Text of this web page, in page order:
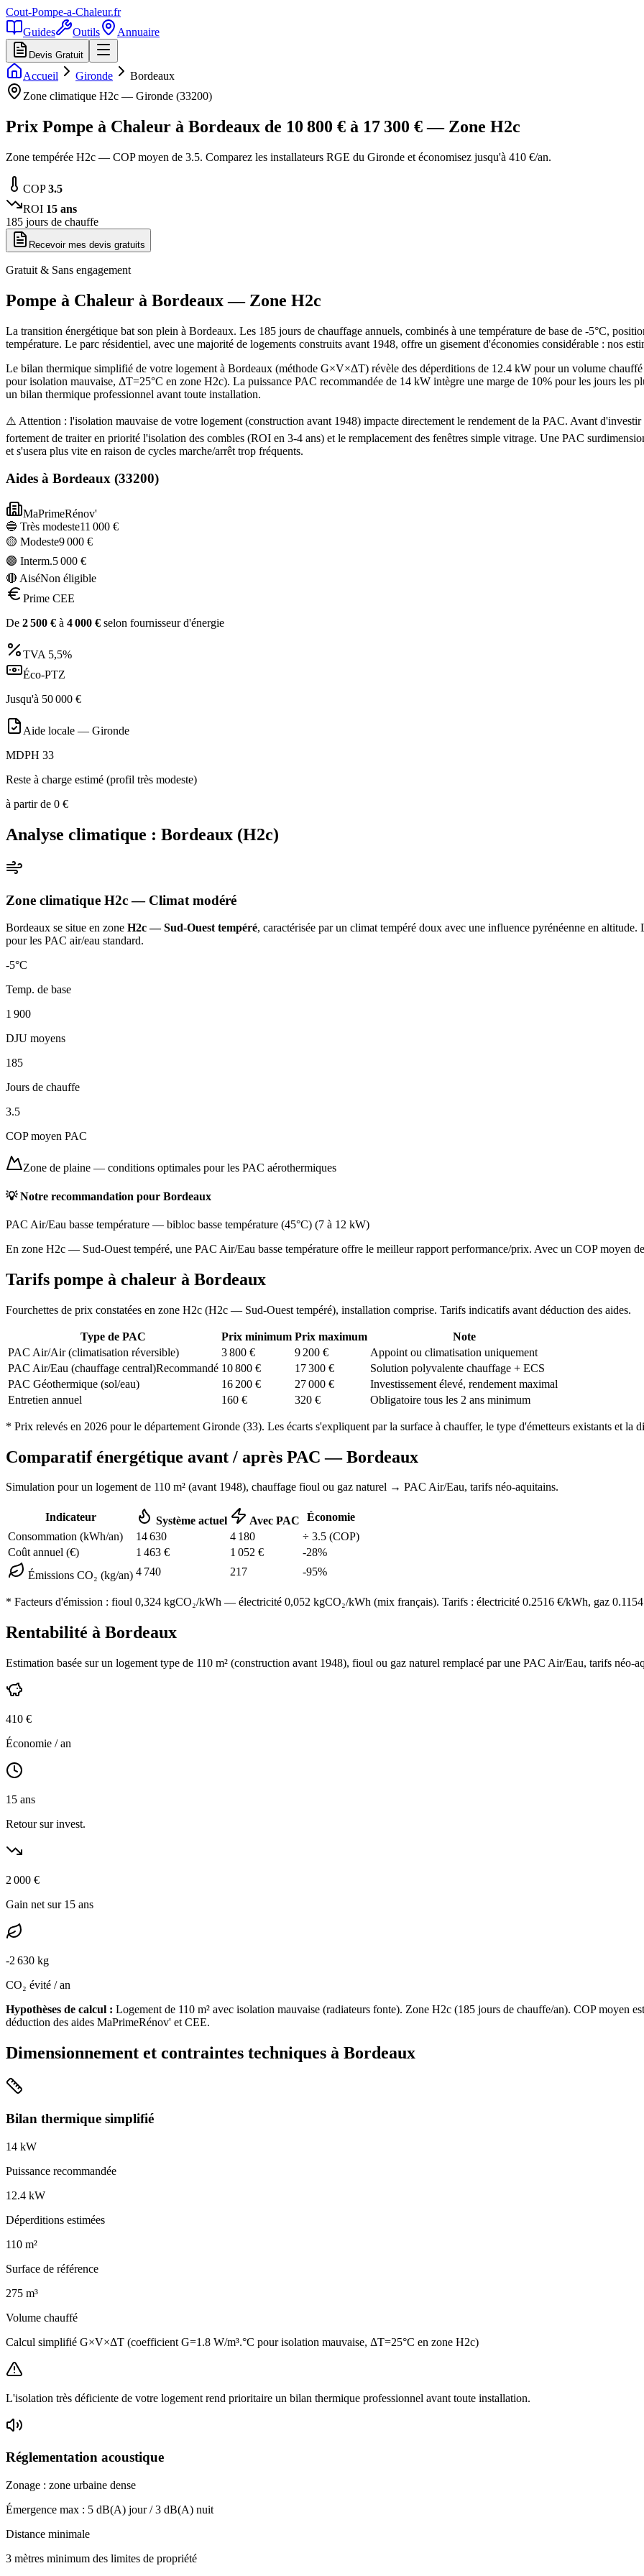
Cout-Pompe-a-Chaleur.fr
Guides
Outils Annuaire
Devis Gratuit
Accueil Gironde
Bordeaux
Zone climatique H2c — Gironde (33200)
Prix Pompe à Chaleur à Bordeaux de 10 800 € à 17 300 € — Zone H2c
Zone tempérée H2c — COP moyen de 3.5. Comparez les installateurs RGE du Gironde et économisez jusqu'à 410 €/an.
COP3.5
ROI 15 ans
185 jours de chauffe
Recevoir mes devis gratuits
Gratuit & Sans engagement
Pompe à Chaleur à Bordeaux— Zone H2c
La transition énergétique bat son plein à Bordeaux. Les 185 jours de chauffage annuels, combinés à une température de base de -5°C,
température. Le parc résidentiel, avec une majorité de logements construits avant 1948, offre un gisement d'économies considérable : nos
Le bilan thermique simplifié de votre logement à Bordeaux (méthode G×V×ΔT) révèle des déperditions de 12.4 kW pour un volume
pour isolation mauvaise, ΔT=25°C en zone H2c). La puissance PAC recommandée de 14 kW intègre une marge de 10% pour les jours les
un bilan thermique professionnel avant toute installation.
⚠️ Attention : l'isolation mauvaise de votre logement (construction avant 1948) impacte directement le rendement de la PAC. Avant
fortement de traiter en priorité l'isolation des combles (ROI en 3-4 ans) et le remplacement des fenêtres simple vitrage. Une PAC
et s'usera plus vite en raison de cycles marche/arrêt trop fréquents.
Aides à Bordeaux (33200)
MaPrimeRénov'
🔵 Très modeste11 000 €
🟡 Modeste9 000 €
🟣 Interm.5 000 €
🔴 AiséNon éligible
Prime CEE
De 2 500 € à 4 000 € selon fournisseur d'énergie
TVA 5,5%
Éco-PTZ
Jusqu'à 50 000 €
Aide locale — Gironde
MDPH 33
Reste à charge estimé (profil très modeste)
à partir de 0 €
Analyse climatique : Bordeaux (H2c)
Zone climatique H2c— Climat modéré
Bordeaux se situe en zone H2c — Sud-Ouest tempéré, caractérisée par un climat tempéré doux avec une influence pyrénéenne en
pour les PAC air/eau standard.
-5°C
Temp. de base
1 900
DJU moyens
185
Jours de chauffe
3.5
COP moyen PAC
Zone de plaine — conditions optimales pour les PAC aérothermiques
💡 Notre recommandation pour Bordeaux
PAC Air/Eau basse température — bibloc basse température (45°C) (7 à 12 kW)
En zone H2c — Sud-Ouest tempéré, une PAC Air/Eau basse température offre le meilleur rapport performance/prix. Avec un COP moyen
Tarifs pompe à chaleur à Bordeaux
Fourchettes de prix constatées en zone H2c (H2c — Sud-Ouest tempéré), installation comprise. Tarifs indicatifs avant déduction des aides.
Type de PAC Prix minimum Prix maximum
Note
PAC Air/Air (climatisation réversible)
3 800 € 9 200 €
Appoint ou climatisation uniquement
PAC Air/Eau (chauffage central)Recommandé 10 800 € 17 300 €
Solution polyvalente chauffage + ECS
PAC Géothermique (sol/eau)
16 200 € 27 000 €
Investissement élevé, rendement maximal
Entretien annuel
160 € 320 € Obligatoire tous les 2 ans minimum
* Prix relevés en 2026 pour le département Gironde (33). Les écarts s'expliquent par la surface à chauffer, le type d'émetteurs existants et la
Comparatif énergétique avant / après PAC —Bordeaux
Simulation pour un logement de 110 m² (avant 1948), chauffage fioul ou gaz naturel → PAC Air/Eau, tarifs néo-aquitains.
Indicateur Système actuel Avec PAC
Économie
Consommation (kWh/an)
14 630 4 180 ÷ 3.5 (COP)
Coût annuel (€)
1 463 € 1 052 € -28%
Émissions CO₂ (kg/an) 4 740 217 -95%
* Facteurs d'émission : fioul 0,324 kgCO₂/kWh — électricité 0,052 kgCO₂/kWh (mix français). Tarifs : électricité 0.2516 €/kWh, gaz 0.1154
Rentabilité à Bordeaux
Estimation basée sur un logement type de 110 m² (construction avant 1948), fioul ou gaz naturel remplacé par une PAC Air/Eau, tarifs néo-
410 €
Économie / an
15 ans
Retour sur invest.
2 000 €
Gain net sur 15 ans
-2 630 kg
CO₂ évité / an
Hypothèses de calcul : Logement de 110 m² avec isolation mauvaise (radiateurs fonte). Zone H2c (185 jours de chauffe/an). COP moyen
déduction des aides MaPrimeRénov' et CEE.
Dimensionnement et contraintes techniques à Bordeaux
Bilan thermique simplifié
14 kW
Puissance recommandée
12.4 kW
Déperditions estimées
110 m²
Surface de référence
275 m³
Volume chauffé
Calcul simplifié G×V×ΔT (coefficient G=1.8 W/m³.°C pour isolation mauvaise, ΔT=25°C en zone H2c)
L'isolation très déficiente de votre logement rend prioritaire un bilan thermique professionnel avant toute installation.
Réglementation acoustique
Zonage : zone urbaine dense
Émergence max : 5 dB(A) jour /3 dB(A) nuit
Distance minimale
3 mètres minimum des limites de propriété